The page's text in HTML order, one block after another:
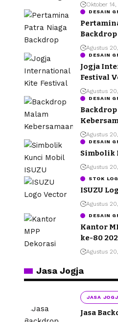
Oktober
DESAIN
Agustus
DESAIN
Jogja
Festival
Agustus
DESAIN
Agustus
DESAIN
Simbolik
Agustus
STOK
ISUZU
Agustus
DESAIN
Kantor
ke-80
Agustus
Jasa Jogja
JASA
Jasa